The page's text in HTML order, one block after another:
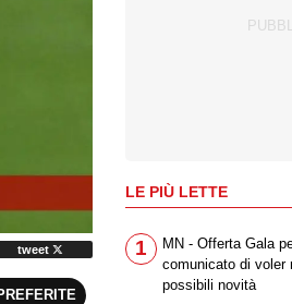
tweet
LE PIÙ LETTE
1
MN - Offerta Gala
comunicato di voler
possibili novità